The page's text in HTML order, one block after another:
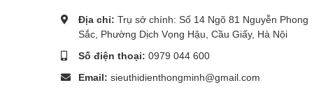
Địa chỉ: Trụ sở chính: Số 14 Ngõ 81 Nguyễn Phong
Sắc, Phường Dịch Vọng Hậu, Cầu Giấy, Hà Nội
Số điện thoại: 0979 044 600
Email: sieuthidienthongminh@gmail.com